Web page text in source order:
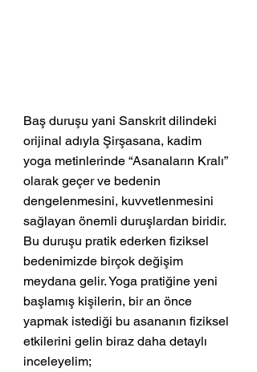
Baş duruşu yani Sanskrit dilindeki
orijinal adıyla Şirşasana, kadim
yoga metinlerinde “Asanaların Kralı”
olarak geçer ve bedenin
dengelenmesini, kuvvetlenmesini
sağlayan önemli duruşlardan biridir.
Bu duruşu pratik ederken fiziksel
bedenimizde birçok değişim
meydana gelir. Yoga pratiğine yeni
başlamış kişilerin, bir an önce
yapmak istediği bu asananın fiziksel
etkilerini gelin biraz daha detaylı
inceleyelim;